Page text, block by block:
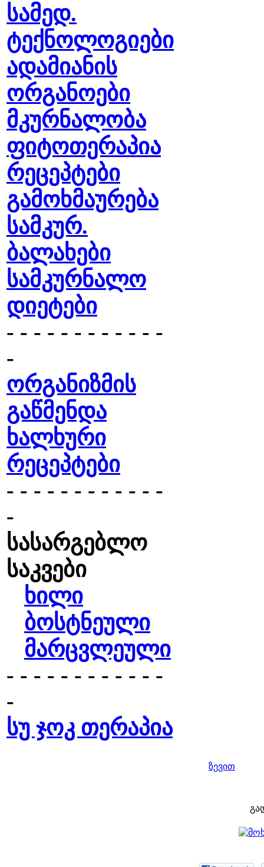
სამედ.
ტექნოლოგიები
ადამიანის
ორგანოები
მკურნალობა
ფიტოთერაპია
რეცეპტები
გამოხმაურება
სამკურ.
ბალახები
სამკურნალო
დიეტები
- - - - - - - - - - - -
-
ორგანიზმის
გაწმენდა
ხალხური
რეცეპტები
- - - - - - - - - - - -
-
სასარგებლო
საკვები
ხილი
ბოსტნეული
მარცვლეული
- - - - - - - - - - - -
-
სუ ჯოკ თერაპია
ზევით